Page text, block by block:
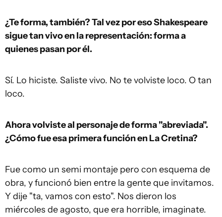
¿Te forma, también? Tal vez por eso Shakespeare
sigue tan vivo en la representación: forma a
quienes pasan por él.
Sí. Lo hiciste. Saliste vivo. No te volviste loco. O tan
loco.
Ahora volviste al personaje de forma "abreviada".
¿Cómo fue esa primera función en La Cretina?
Fue como un semi montaje pero con esquema de
obra, y funcionó bien entre la gente que invitamos.
Y dije "ta, vamos con esto". Nos dieron los
miércoles de agosto, que era horrible, imaginate.